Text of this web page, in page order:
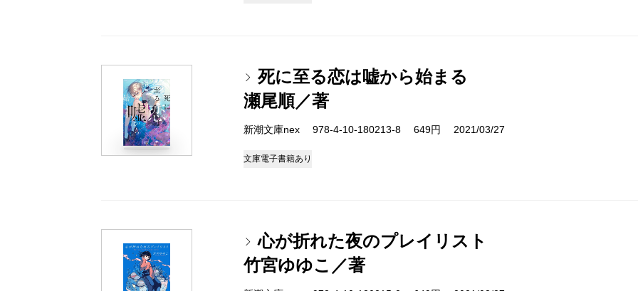
死に至る恋は嘘から始まる
瀬尾順／著
新潮文庫nex 978-4-10-180213-8 649円 2021/03/27
文庫電子書籍あり
心が折れた夜のプレイリスト
竹宮ゆゆこ／著